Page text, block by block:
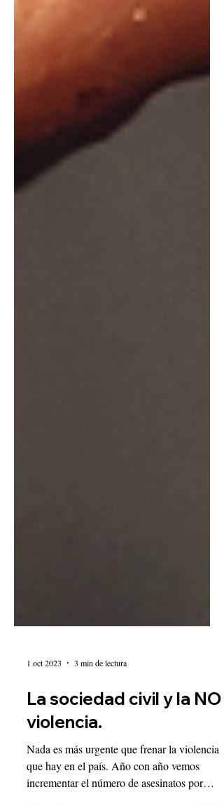
1 oct 2023 3 min de lectura
La sociedad civil y la NO
violencia.
Nada es más urgente que frenar la violencia